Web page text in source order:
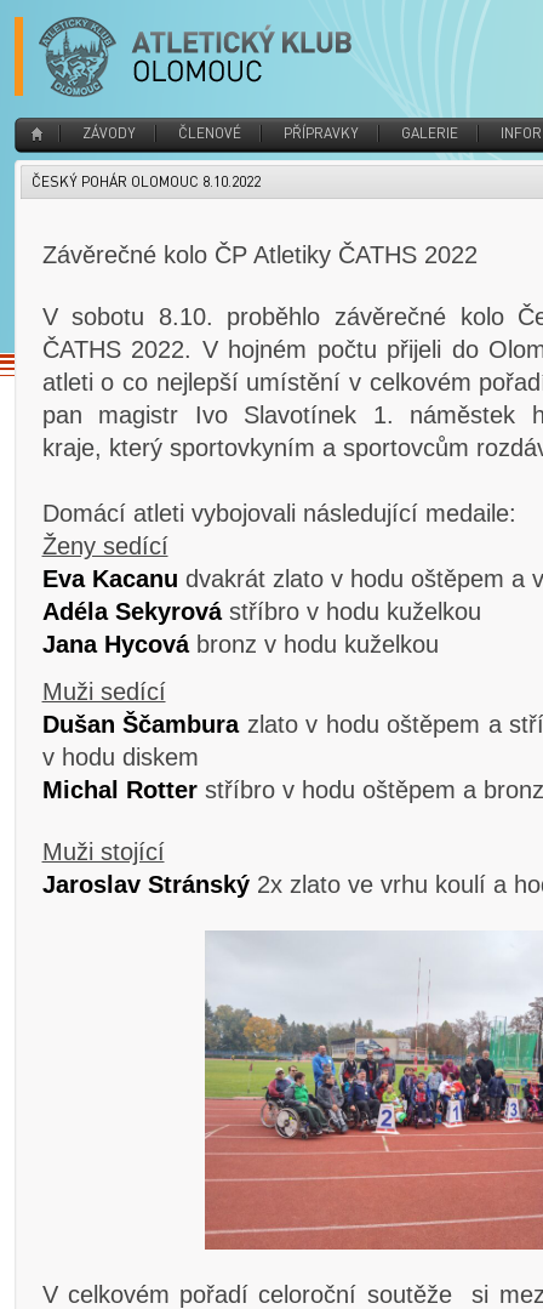
ZÁVODY ČLENOVÉ PŘÍPRAVKY GALERIE
ČESKÝ POHÁR OLOMOUC 8.10.2022
Závěrečné kolo ČP Atletiky ČATHS 2022
V sobotu 8.10. proběhlo závěrečné kolo
ČATHS 2022. V hojném počtu přijeli do
atleti o co nejlepší umístění v celkovém
pan magistr Ivo Slavotínek 1. náměstek
kraje, který sportovkyním a sportovcům
Domácí atleti vybojovali následující medaile:
Ženy sedící
Eva Kacanu dvakrát zlato v hodu oštěpem a
Adéla Sekyrovástříbro v hodu kuželkou
Jana Hycovábronz v hodu kuželkou
Muži sedící
Dušan Ščamburazlato v hodu oštěpem a
v hodu diskem
Michal Rotterstříbro v hodu oštěpem a
Muži stojící
Jaroslav Stránský2x zlato ve vrhu koulí a
V celkovém pořadí celoroční soutěže si